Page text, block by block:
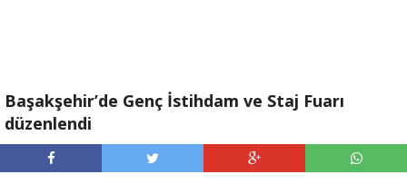
Başakşehir’de Genç İstihdam ve Staj Fuarı
düzenlendi